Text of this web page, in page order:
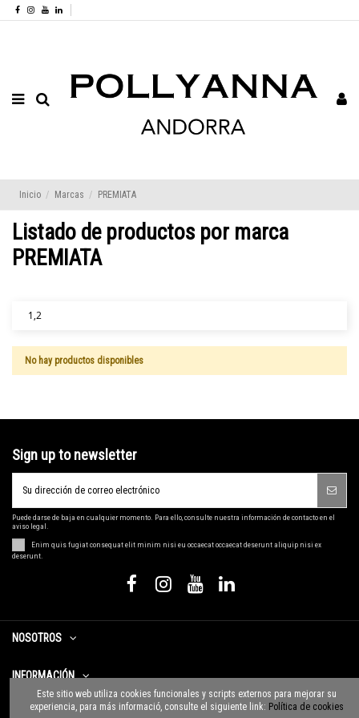
Inicio Marcas PREMIATA
Listado de productos por marca
PREMIATA
1,2
No hay productos disponibles
Sign up to newsletter
Puede darse de baja en cualquier momento. Para ello, consulte nuestra información de contacto en el
aviso legal.
Enim quis fugiat consequat elit minim nisi eu occaecat occaecat deserunt aliquip nisi ex
deserunt.
NOSOTROS
INFORMACIÓN
CONTACTO
Este sitio web utiliza cookies funcionales y scripts externos para mejorar su
experiencia, para más informació, consulte el siguiente link: Política de cookies